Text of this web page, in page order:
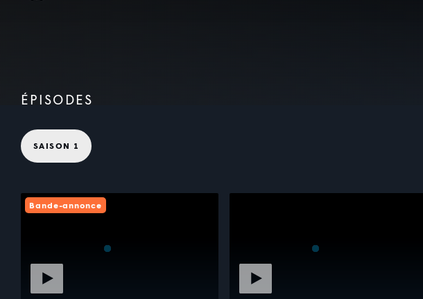
ÉPISODES
SAISON 1
Bande-annonce